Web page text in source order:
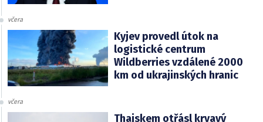
včera
Kyjev provedl útok na
logistické centrum
Wildberries vzdálené 2000
km od ukrajinských hranic
včera
Thajskem otřásl krvavý